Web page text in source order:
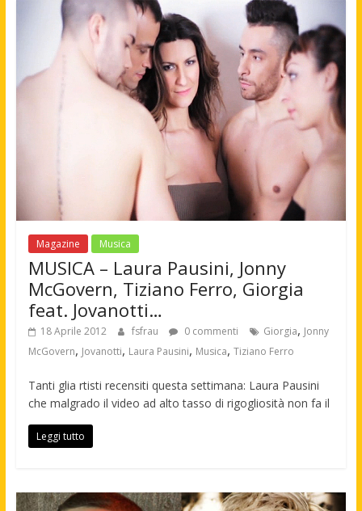
Magazine Musica
MUSICA – Laura Pausini, Jonny
McGovern, Tiziano Ferro, Giorgia
feat. Jovanotti…
18 Aprile 2012 fsfrau 0 commenti Giorgia, Jonny
McGovern, Jovanotti, Laura Pausini, Musica, Tiziano Ferro
Tanti glia rtisti recensiti questa settimana: Laura Pausini
che malgrado il video ad alto tasso di rigogliosità non fa il
Leggi tutto